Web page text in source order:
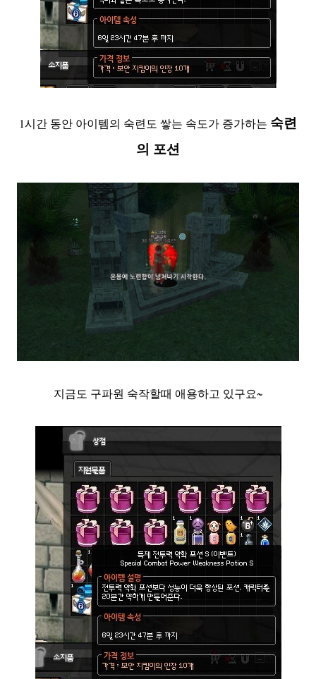
1시간 동안 아이템의 숙련도 쌓는 속도가 증가하는 숙련
의 포션
지금도 구파원 숙작할때 애용하고 있구요~